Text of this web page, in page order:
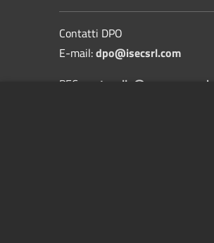
Contatti DPO
E-mail:dpo@isecsrl.com
PEC: